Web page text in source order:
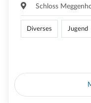
Schloss
Diverses Jugend